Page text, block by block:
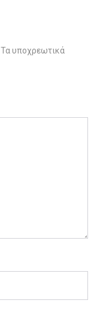
Τα υποχρεωτικά